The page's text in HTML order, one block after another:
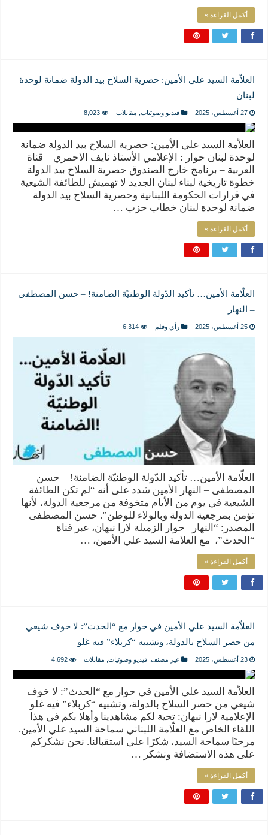
أكمل القراءة »
العلاّمة السيد علي الأمين: حصرية السلاح بيد الدولة ضمانة لوحدة
لبنان
27 أغسطس، 2025 فيديو وصوتيات, مقابلات 8,023
العلاّمة السيد علي الأمين: حصرية السلاح بيد الدولة ضمانة
لوحدة لبنان حوار : الإعلامي الأستاذ نايف الاحمري – قناة
العربية – برنامج خارج الصندوق حصرية السلاح بيد الدولة
خطوة تاريخية لبناء لبنان الجديد لا تهميش للطائفة الشيعية
في قرارات الحكومة اللبنانية وحصرية السلاح بيد الدولة
ضمانة لوحدة لبنان خطاب حزب …
أكمل القراءة »
العلّامة الأمين… تأكيد الدّولة الوطنيّة الضامنة! – حسن المصطفى
– النهار
25 أغسطس، 2025 رأي وقلم 6,314
العلّامة الأمين… تأكيد الدّولة الوطنيّة الضامنة! – حسن
المصطفى – النهار الأمين شدد على أنه “لم تكن الطائفة
الشيعية في يوم من الأيام متخوفة من مرجعية الدولة، لأنها
تؤمن بمرجعية الدولة وبالولاء للوطن”. حسن المصطفى
المصدر: “النهار حوار الزميلة لارا نبهان، عبر قناة
“الحدث”، مع العلامة السيد علي الأمين، …
أكمل القراءة »
العلاّمة السيد علي الأمين في حوار مع “الحدث”: لا خوف شيعي
من حصر السلاح بالدولة، وتشبيه “كربلاء” فيه غلو
23 أغسطس، 2025 غير مصنف, فيديو وصوتيات, مقابلات 4,692
العلاّمة السيد علي الأمين في حوار مع “الحدث”: لا خوف
شيعي من حصر السلاح بالدولة، وتشبيه “كربلاء” فيه غلو
الإعلامية لارا نبهان: تحية لكم مشاهدينا وأهلا بكم في هذا
اللقاء الخاص مع العلّامة اللبناني سماحة السيد علي الأمين.
مرحبًا سماحة السيد، شكرًا على استقبالنا. نحن نشكركم
على هذه الاستضافة ونشكر …
أكمل القراءة »